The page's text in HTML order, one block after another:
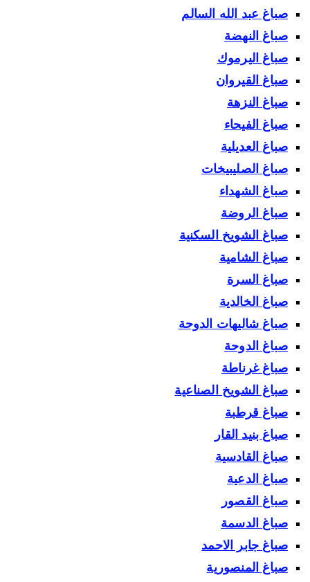
صباغ عبد الله السالم
صباغ النهضة
صباغ اليرموك
صباغ القيروان
صباغ النزهة
صباغ الفيحاء
صباغ العديلية
صباغ الصليبيخات
صباغ الشهداء
صباغ الروضة
صباغ الشويخ السكنية
صباغ الشامية
صباغ السرة
صباغ الخالدية
صباغ شاليهات الدوحة
صباغ الدوحة
صباغ غرناطة
صباغ الشويخ الصناعية
صباغ قرطبة
صباغ بنيد القار
صباغ القادسية
صباغ الدعية
صباغ القصور
صباغ الدسمة
صباغ جابر الاحمد
صباغ المنصورية